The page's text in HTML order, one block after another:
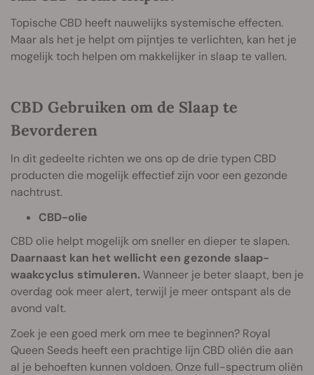
Topische CBD heeft nauwelijks systemische effecten.
Maar als het je helpt om pijntjes te verlichten, kan het je
mogelijk toch helpen om makkelijker in slaap te vallen.
CBD Gebruiken om de Slaap te
Bevorderen
In dit gedeelte richten we ons op de drie typen CBD
producten die mogelijk effectief zijn voor een gezonde
nachtrust.
CBD-olie
CBD olie helpt mogelijk om sneller en dieper te slapen.
Daarnaast kan het wellicht een gezonde slaap-
waakcyclus stimuleren. Wanneer je beter slaapt, ben je
overdag ook meer alert, terwijl je meer ontspant als de
avond valt.
Zoek je een goed merk om mee te beginnen? Royal
Queen Seeds heeft een prachtige lijn CBD oliën die aan
al je behoeften kunnen voldoen. Onze full-spectrum oliën